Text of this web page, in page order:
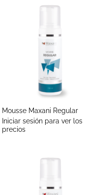
Mousse Maxani Regular
Iniciar sesión para ver los
precios